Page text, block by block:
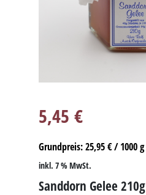
5,45 €
Grundpreis:25,95€/1000g
inkl. 7 % MwSt.
Sanddorn Gelee 210g